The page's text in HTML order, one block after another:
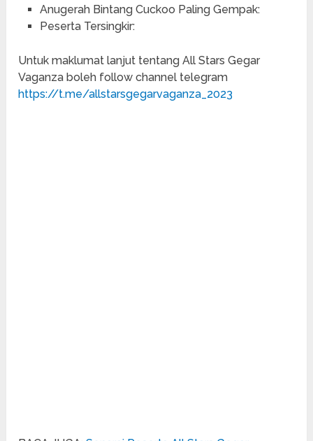
Anugerah Bintang Cuckoo Paling Gempak:
Peserta Tersingkir:
Untuk maklumat lanjut tentang All Stars Gegar
Vaganza boleh follow channel telegram
https://t.me/allstarsgegarvaganza_2023